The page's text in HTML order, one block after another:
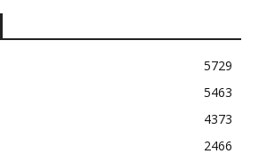
5729
5463
4373
2466